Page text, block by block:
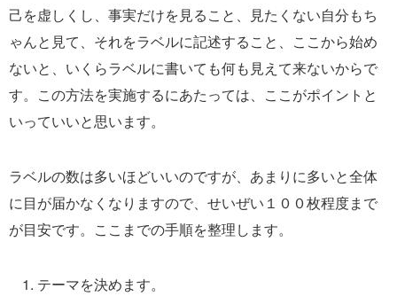
己を虚しくし、事実だけを見ること、見たくない自分もち
ゃんと見て、それをラベルに記述すること、ここから始め
ないと、いくらラベルに書いても何も見えて来ないからで
す。この方法を実施するにあたっては、ここがポイントと
いっていいと思います。
ラベルの数は多いほどいいのですが、あまりに多いと全体
に目が届かなくなりますので、せいぜい１００枚程度まで
が目安です。ここまでの手順を整理します。
テーマを決めます。